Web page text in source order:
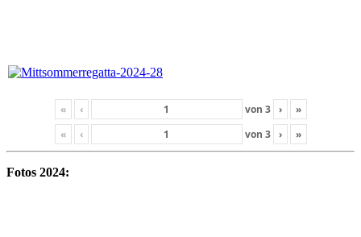
« ‹ von 3 ›
»
«
‹ von 3 › »
Fotos 2024: